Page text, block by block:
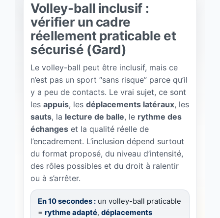
Volley-ball inclusif :
vérifier un cadre
réellement praticable et
sécurisé (Gard)
Le volley-ball peut être inclusif, mais ce
n’est pas un sport “sans risque” parce qu’il
y a peu de contacts. Le vrai sujet, ce sont
les appuis, les déplacements latéraux, les
sauts, la lecture de balle, le rythme des
échanges et la qualité réelle de
l’encadrement. L’inclusion dépend surtout
du format proposé, du niveau d’intensité,
des rôles possibles et du droit à ralentir
ou à s’arrêter.
En 10 secondes : un volley-ball praticable
= rythme adapté, déplacements